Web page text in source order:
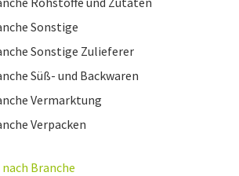
Sonstige
Sonstige Zulieferer
Süß- und Backwaren
Vermarktung
Verpacken
Branche